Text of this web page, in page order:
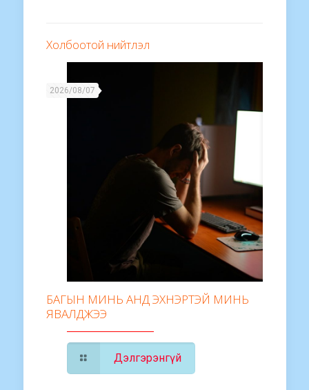
Холбоотой нийтлэл
2026/08/07
БАГЫН МИНЬ АНД ЭХНЭРТЭЙ МИНЬ
ЯВАЛДЖЭЭ
Дэлгэрэнгүй